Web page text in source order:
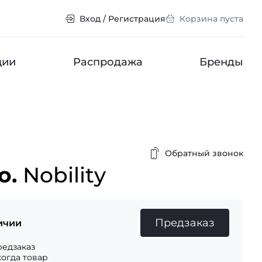
Вход / Регистрация Корзина пуста
Распродажа Бренды
Обратный звонок
Nobility
товар
Предзаказ